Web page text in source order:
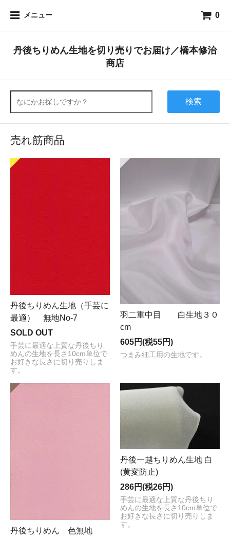
メニュー 0
丹後ちりめん生地を切り売りでお届け／橋本修治
商店
検索
売れ筋商品
丹後ちりめん生地（手芸に
最適） 無地No-7
SOLD OUT
手芸に最適な上質な丹後ちり
めんの生地を長さ10cm単位で
お好きな長さに切り売りしま
す。
羽二重中目 白生地３０
cm
605円(税55円)
つまみ細工用の生地です。
丹後ちりめん 色無地
丹後一越ちりめん生地 白
(黄変防止)
286円(税26円)
手芸に最適な上質な丹後ちり
めんの生地を長さ10cm単位で
お好きな長さに切り売りしま
す。